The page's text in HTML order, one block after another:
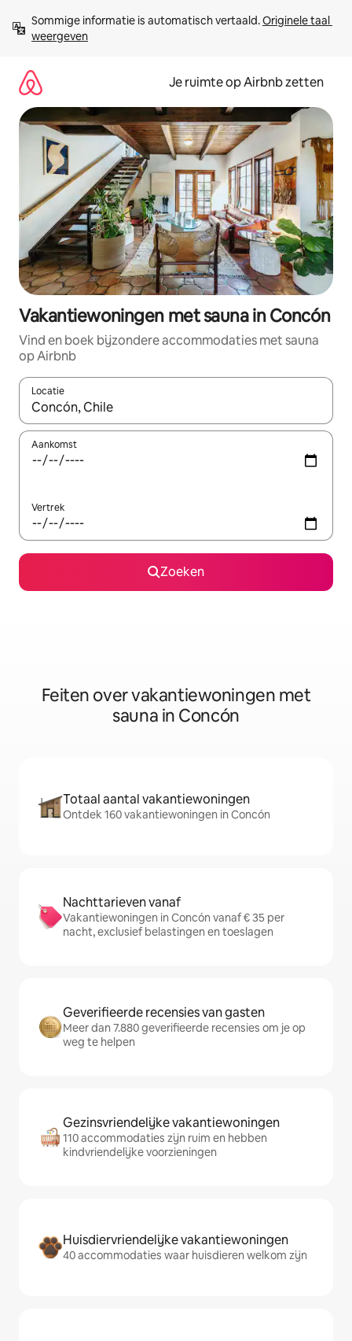
direct
naar
Sommige informatie is automatisch vertaald. Originele taal
weergeven
Je ruimte op Airbnb zetten
Vakantiewoningen met sauna in Concón
Vind en boek bijzondere accommodaties met sauna
op Airbnb
Locatie
Wanneer er suggesties beschikbaar zijn, maak je een keuze
Aankomst
Vertrek
Zoeken
Feiten over vakantiewoningen met
sauna in Concón
Totaal aantal vakantiewoningen
Ontdek 160 vakantiewoningen in Concón
Nachttarieven vanaf
Vakantiewoningen in Concón vanaf € 35 per
nacht, exclusief belastingen en toeslagen
Geverifieerde recensies van gasten
Meer dan 7.880 geverifieerde recensies om je op
weg te helpen
Gezinsvriendelijke vakantiewoningen
110 accommodaties zijn ruim en hebben
kindvriendelijke voorzieningen
Huisdiervriendelijke vakantiewoningen
40 accommodaties waar huisdieren welkom zijn